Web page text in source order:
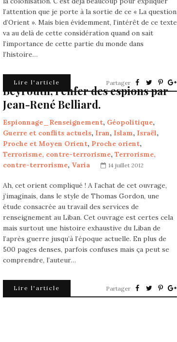
l’attention que je porte à la sortie de ce « La question
d’Orient ». Mais bien évidemment, l’intérêt de ce texte
va au delà de cette considération quand on sait
l’importance de cette partie du monde dans
l’histoire…
Lire l'article Partager
Beyrouth, l’enfer des espions par
Jean-René Belliard.
Espionnage_Renseignement, Géopolitique,
Guerre et conflits actuels, Iran, Islam, Israël,
Proche et Moyen Orient, Proche orient,
Terrorisme, contre-terrorisme, Terrorisme,
contre-terrorisme, Varia 14 juillet 2012
Ah, cet orient compliqué ! A l’achat de cet ouvrage,
j’imaginais, dans le style de Thomas Gordon, une
étude consacrée au travail des services de
renseignement au Liban. Cet ouvrage est certes cela
mais surtout une histoire exhaustive du Liban de
l’après guerre jusqu’à l’époque actuelle. En plus de
500 pages denses, parfois confuses mais ça peut se
comprendre, l’auteur…
Lire l'article Partager